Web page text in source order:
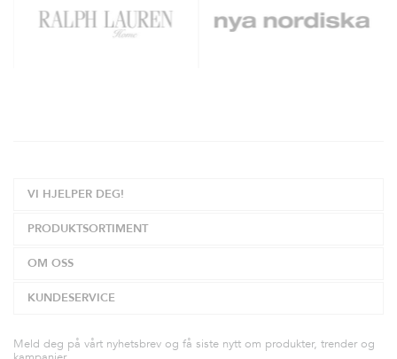
VI HJELPER DEG!
PRODUKTSORTIMENT
OM OSS
KUNDESERVICE
Meld deg på vårt nyhetsbrev og få siste nytt om produkter, trender og